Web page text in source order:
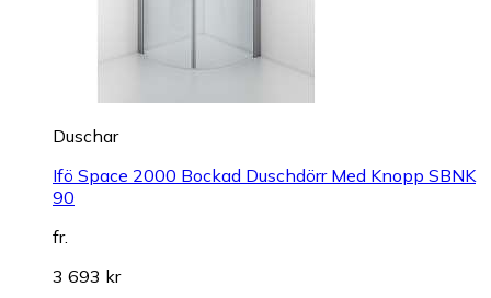
Duschar
Ifö Space 2000 Bockad Duschdörr Med Knopp SBNK
90
fr.
3 693 kr